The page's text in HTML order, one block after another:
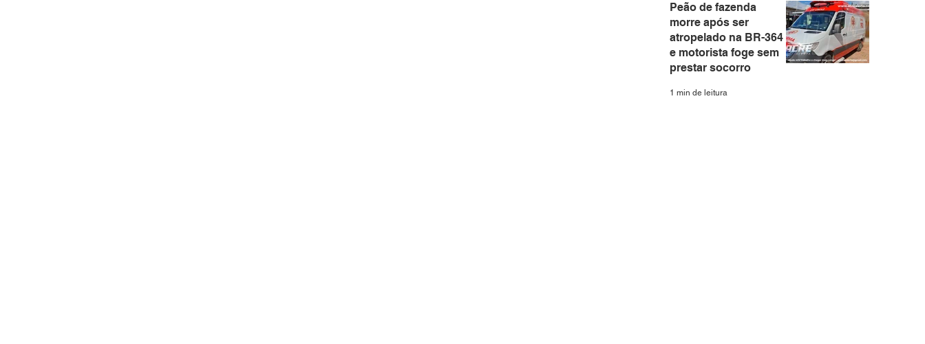
Peão de fazenda
morre após ser
atropelado na BR-364
e motorista foge sem
prestar socorro
1 min de leitura